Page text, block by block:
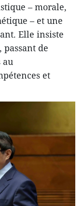
– morale,
– et une
Elle insiste
passant de
au
et